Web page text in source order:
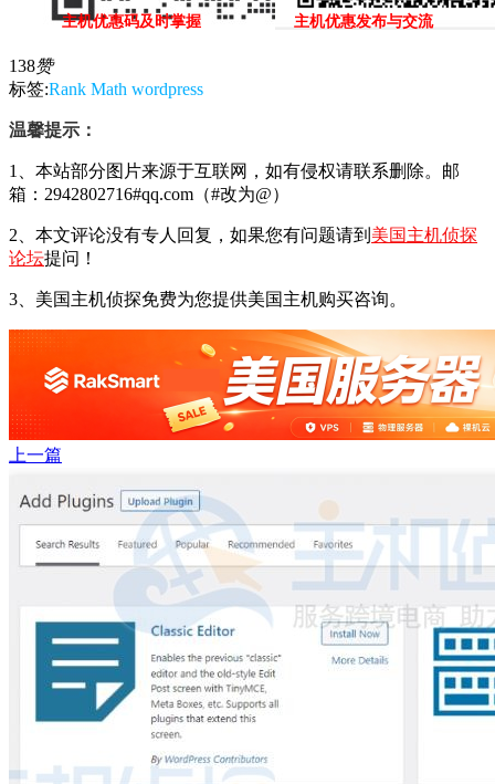
主机优惠码及时掌握 主机优惠发布与交流
138赞
标签:Rank Math wordpress
温馨提示：
1、本站部分图片来源于互联网，如有侵权请联系删除。邮
箱：2942802716#qq.com（#改为@）
2、本文评论没有专人回复，如果您有问题请到 美国主机侦探
论坛提问！
3、美国主机侦探免费为您提供美国主机购买咨询。
上一篇